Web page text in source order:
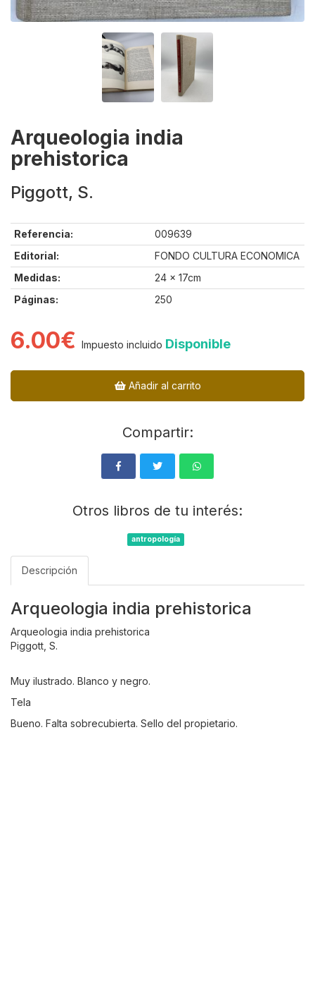
Arqueologia india
prehistorica
Piggott, S.
Referencia:
009639
Editorial:
FONDO CULTURA ECONOMICA
Medidas:
24 x 17cm
Páginas:
250
6.00€ Impuesto incluido Disponible
Añadir al carrito
Compartir:
Otros libros de tu interés:
antropología
Descripción
Arqueologia india prehistorica
Arqueologia india prehistorica
Piggott, S.
Muy ilustrado. Blanco y negro.
Tela
Bueno. Falta sobrecubierta. Sello del propietario.